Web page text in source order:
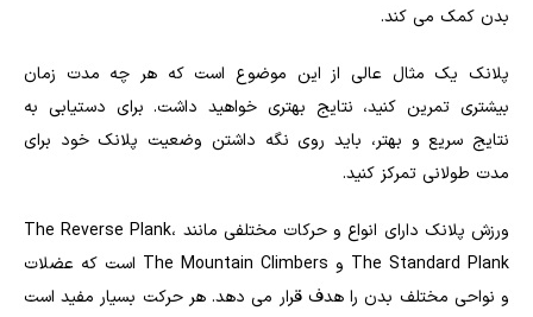
بدن کمک می کند.
پلانک یک مثال عالی از این موضوع است که هر چه مدت زمان
بیشتری تمرین کنید، نتایج بهتری خواهید داشت. برای دستیابی به
نتایج سریع و بهتر، باید روی نگه داشتن وضعیت پلانک خود برای
مدت طولانی تمرکز کنید.
ورزش پلانک دارای انواع و حرکات مختلفی مانند The Reverse Plank،
The Standard Plank و The Mountain Climbers است که عضلات
و نواحی مختلف بدن را هدف قرار می دهد. هر حرکت بسیار مفید است